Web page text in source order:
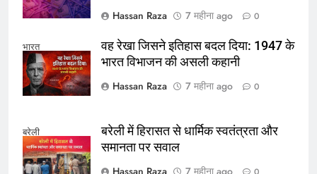
Hassan Raza
7 महीना ago 0
भारत
वह रेखा जिसने इतिहास बदल दिया: 1947 के
भारत विभाजन की असली कहानी
Hassan Raza
7 महीना ago 0
बरेली
बरेली में हिरासत से धार्मिक स्वतंत्रता और
समानता पर सवाल
Hassan Raza
7 महीना ago